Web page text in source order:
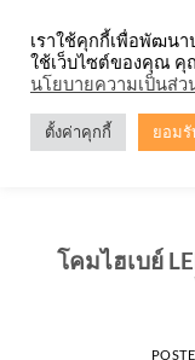
content
โคมไฮเบย์
เราใช้คุกกี้เพื่อพัฒน
ใช้เว็บไซต์ของคุณ คุ
นโยบายความเป็นส่ว
ตั้งค่าคุกกี้ ยอม